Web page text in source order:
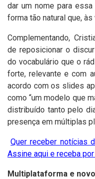
dar um nome para
forma tão natural que,
Complementando,
de reposicionar o
do vocabulário que o
forte, relevante e com
acordo com os slides
como “um modelo que
distribuído tanto pelo
presença em múltiplas
Quer receber notícias
Assine aqui e receba
Multiplataforma e